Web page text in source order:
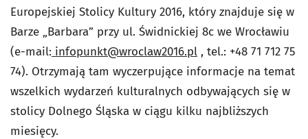
Europejskiej Stolicy Kultury 2016, który znajduje się w
Barze „Barbara” przy ul. Świdnickiej 8c we Wrocławiu
(e-mail: infopunkt@wroclaw2016.pl , tel.: +48 71 712 75
74). Otrzymają tam wyczerpujące informacje na temat
wszelkich wydarzeń kulturalnych odbywających się w
stolicy Dolnego Śląska w ciągu kilku najbliższych
miesięcy.